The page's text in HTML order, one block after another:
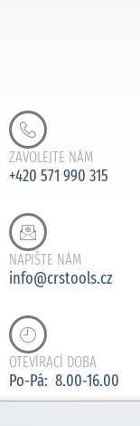
ZAVOLEJTE NÁM
+420 571 990 315
NAPIŠTE NÁM
info@crstools.cz
OTEVÍRACÍ DOBA
Po-Pá: 8.00-16.00